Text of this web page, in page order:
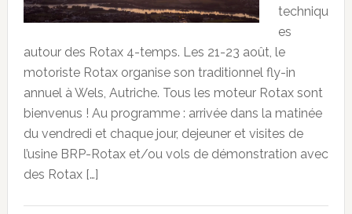
techniqu
es
autour des Rotax 4-temps. Les 21-23 août, le
motoriste Rotax organise son traditionnel fly-in
annuel à Wels, Autriche. Tous les moteur Rotax sont
bienvenus ! Au programme : arrivée dans la matinée
du vendredi et chaque jour, dejeuner et visites de
l’usine BRP-Rotax et/ou vols de démonstration avec
des Rotax […]